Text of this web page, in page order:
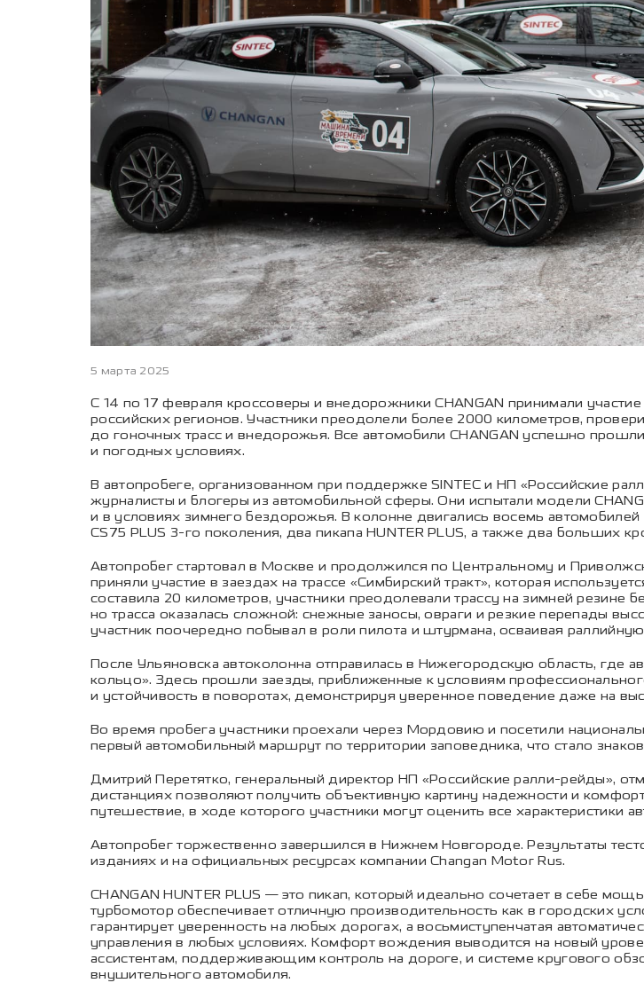
5 марта 2025
С 14 по 17 февраля кроссоверы и внедорожники CHANGAN принимали
российских регионов. Участники преодолели более 2000 километров,
до гоночных трасс и внедорожья. Все автомобили CHANGAN успешно
и погодных условиях.
В автопробеге, организованном при поддержке SINTEC и НП «Российские
журналисты и блогеры из автомобильной сферы. Они испытали модели
и в условиях зимнего бездорожья. В колонне двигались восемь
CS75 PLUS 3-го поколения, два пикапа HUNTER PLUS, а также два больших
Автопробег стартовал в Москве и продолжился по Центральному и
приняли участие в заездах на трассе «Симбирский тракт», которая
составила 20 километров, участники преодолевали трассу на зимней
но трасса оказалась сложной: снежные заносы, овраги и резкие перепады
участник поочередно побывал в роли пилота и штурмана, осваивая
После Ульяновска автоколонна отправилась в Нижегородскую область, где
кольцо». Здесь прошли заезды, приближенные к условиям
и устойчивость в поворотах, демонстрируя уверенное поведение даже на
Во время пробега участники проехали через Мордовию и посетили
первый автомобильный маршрут по территории заповедника, что стало
Дмитрий Перетятко, генеральный директор НП «Российские ралли-рейды»,
дистанциях позволяют получить объективную картину надежности и
путешествие, в ходе которого участники могут оценить все характеристики
Автопробег торжественно завершился в Нижнем Новгороде. Результаты
изданиях и на официальных ресурсах компании Changan Motor Rus.
CHANGAN HUNTER PLUS — это пикап, который идеально сочетает в себе
турбомотор обеспечивает отличную производительность как в городских
гарантирует уверенность на любых дорогах, а восьмиступенчатая
управления в любых условиях. Комфорт вождения выводится на новый
ассистентам, поддерживающим контроль на дороге, и системе кругового
внушительного автомобиля.